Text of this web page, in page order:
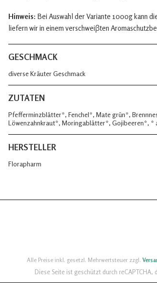
Hinweis: Bei Auswahl der Variante 1000g kann
liefern wir in einem verschweiβten
GESCHMACK
diverse Kräuter Geschmack
ZUTATEN
Pfefferminzblätter*, Fenchel*, Mate grün*,
Löwenzahnkraut*, Moringablätter*, Gojibeeren*, *
HERSTELLER
Florapharm
Alle Preise inkl. gesetzl. Mehrwertsteuer zzgl.
Diese Seite ist geschützt durch reCAPTCHA,